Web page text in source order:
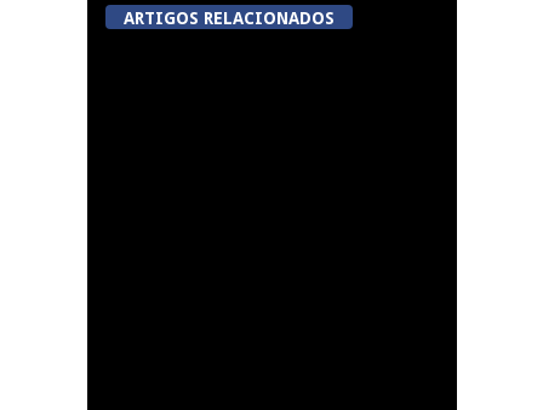
ARTIGOS RELACIONADOS